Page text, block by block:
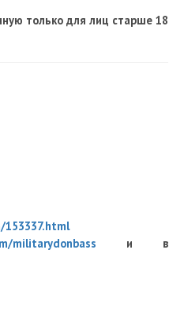
только для лиц старше 18
militarydonbass и в